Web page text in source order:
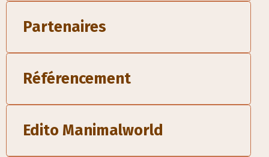
Partenaires
Référencement
Edito Manimalworld